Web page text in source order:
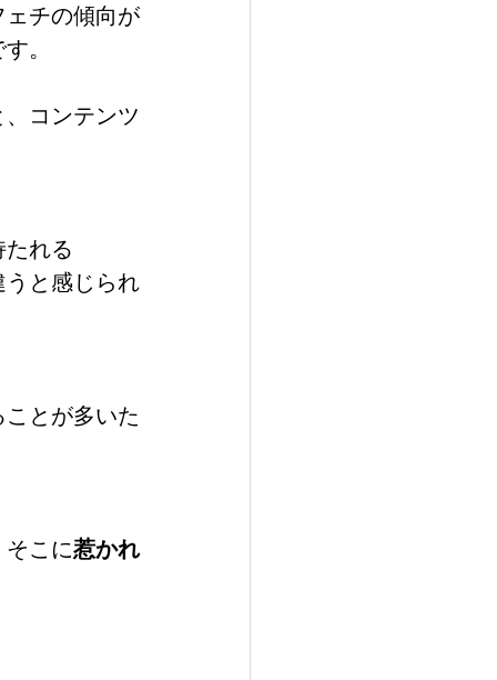
ェチの傾向が
。
コンテンツ
れる
と感じられ
とが多いた
そこに惹かれ